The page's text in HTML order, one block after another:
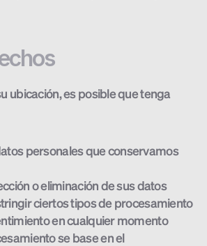
ubicación, es posible que tenga
personales que conservamos
o eliminación de sus datos
ciertos tipos de procesamiento
en cualquier momento
se base en el